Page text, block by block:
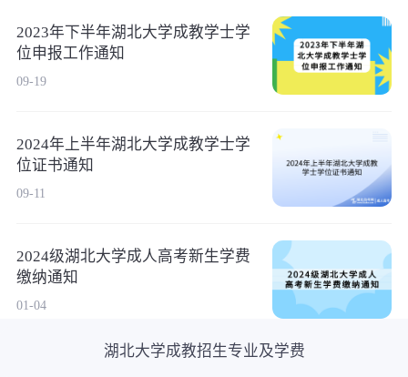
2023年下半年湖北大学成教学士学
位申报工作通知
09-19
2024年上半年湖北大学成教学士学
位证书通知
09-11
2024级湖北大学成人高考新生学费
缴纳通知
01-04
湖北大学成教招生专业及学费